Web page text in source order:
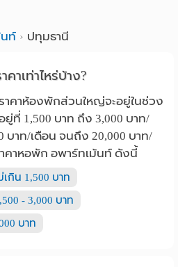
ท์ ปทุมธานี
าเท่าไหร่บ้าง?
าคาห้องพักส่วนใหญ่จะอยู่ในช่วง
ยู่ที่ 1,500 บาท ถึง 3,000 บาท/
บาท/เดือน จนถึง 20,000 บาท/
คาหอพัก อพาร์ทเม้นท์ ดังนี้
กิน 1,500 บาท
- 3,000 บาท
บาท